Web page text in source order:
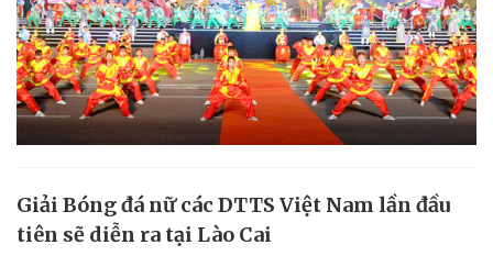
Giải Bóng đá nữ các DTTS Việt Nam lần đầu
tiên sẽ diễn ra tại Lào Cai